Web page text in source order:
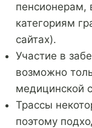
пенсионерам,
категориям
сайтах).
Участие в
возможно
медицинской
Трассы
поэтому